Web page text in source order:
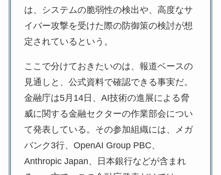
は、システムの脆弱性の検出や、高度なサ
イバー攻撃を受けた際の防御策の検討が想
定されているという。
ここで分けておきたいのは、報道ベースの
見通しと、公式資料で確認できる事実だ。
金融庁は5月14日、AI技術の進展による脅
威に関する金融セクターの作業部会につい
て発表している。その参加組織には、メガ
バンク3行、OpenAI Group PBC、
Anthropic Japan、日本銀行などが含まれ